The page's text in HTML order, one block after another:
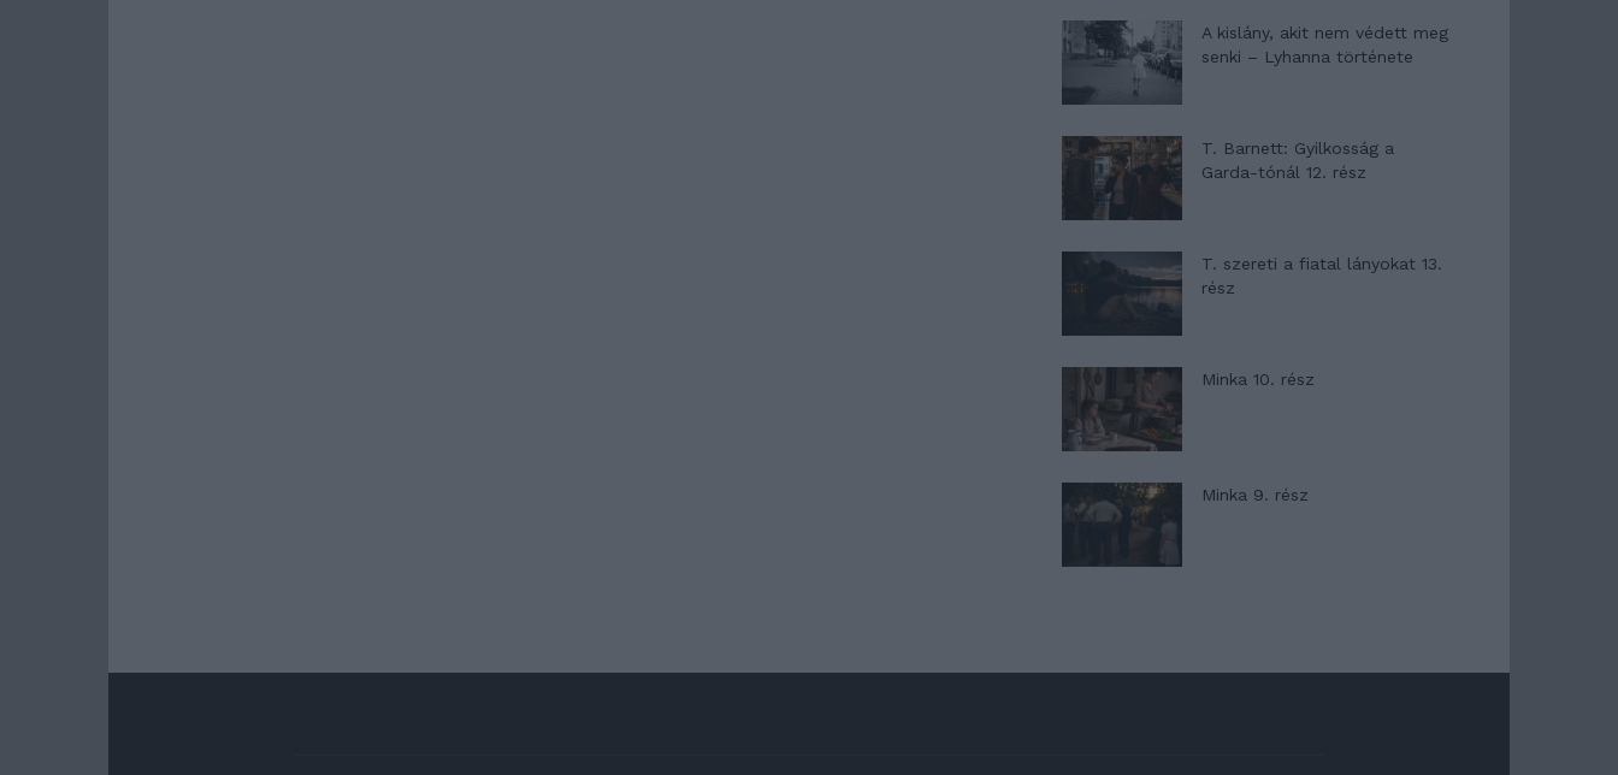
A kislány, akit nem védett meg
senki – Lyhanna története
T. Barnett: Gyilkosság a
Garda-tónál 12. rész
T. szereti a fiatal lányokat 13.
rész
Minka 10. rész
Minka 9. rész